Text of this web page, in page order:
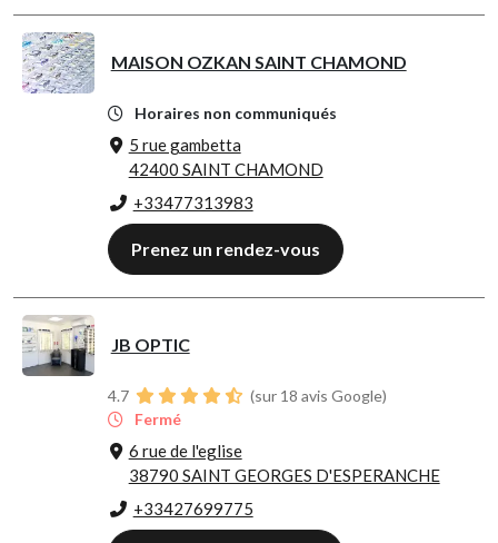
MAISON OZKAN SAINT CHAMOND
Horaires non communiqués
5 rue gambetta
42400 SAINT CHAMOND
+33477313983
Prenez un rendez-vous
JB OPTIC
4.7
(sur 18 avis Google)
Fermé
6 rue de l'eglise
38790 SAINT GEORGES D'ESPERANCHE
+33427699775